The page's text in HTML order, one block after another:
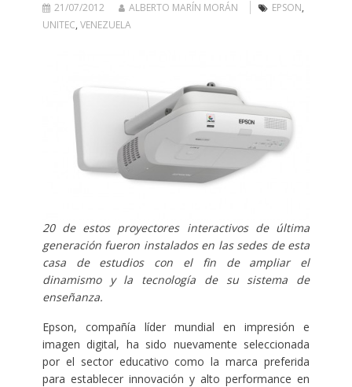
21/07/2012 ALBERTO MARÍN MORÁN EPSON,
UNITEC, VENEZUELA
20 de estos proyectores interactivos de última
generación fueron instalados en las sedes de esta
casa de estudios con el fin de ampliar el
dinamismo y la tecnología de su sistema de
enseñanza.
Epson, compañía líder mundial en impresión e
imagen digital, ha sido nuevamente seleccionada
por el sector educativo como la marca preferida
para establecer innovación y alto performance en